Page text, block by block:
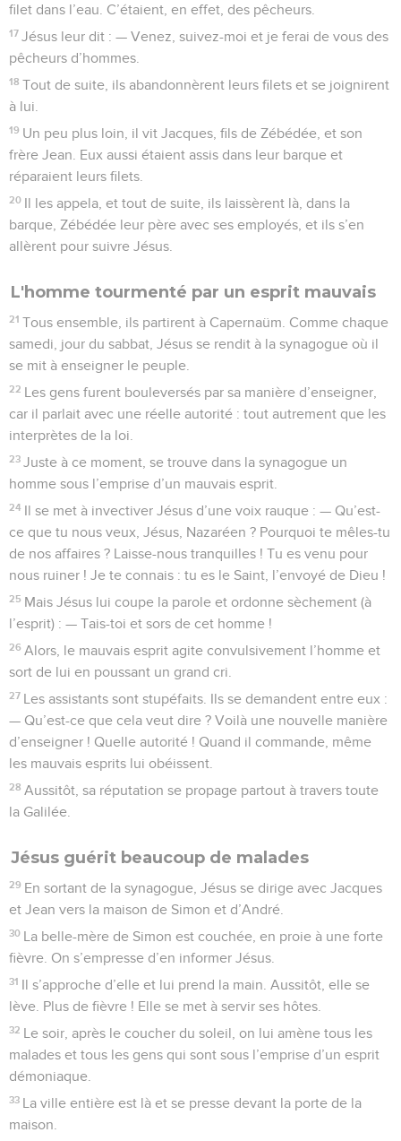
filet dans l’eau. C’étaient, en effet, des pêcheurs.
17 Jésus leur dit : — Venez, suivez-moi et je ferai de vous des
pêcheurs d’hommes.
18 Tout de suite, ils abandonnèrent leurs filets et se joignirent
à lui.
19 Un peu plus loin, il vit Jacques, fils de Zébédée, et son
frère Jean. Eux aussi étaient assis dans leur barque et
réparaient leurs filets.
20 Il les appela, et tout de suite, ils laissèrent là, dans la
barque, Zébédée leur père avec ses employés, et ils s’en
allèrent pour suivre Jésus.
L'homme tourmenté par un esprit mauvais
21 Tous ensemble, ils partirent à Capernaüm. Comme chaque
samedi, jour du sabbat, Jésus se rendit à la synagogue où il
se mit à enseigner le peuple.
22 Les gens furent bouleversés par sa manière d’enseigner,
car il parlait avec une réelle autorité : tout autrement que les
interprètes de la loi.
23 Juste à ce moment, se trouve dans la synagogue un
homme sous l’emprise d’un mauvais esprit.
24 Il se met à invectiver Jésus d’une voix rauque : — Qu’est-
ce que tu nous veux, Jésus, Nazaréen ? Pourquoi te mêles-tu
de nos affaires ? Laisse-nous tranquilles ! Tu es venu pour
nous ruiner ! Je te connais : tu es le Saint, l’envoyé de Dieu !
25 Mais Jésus lui coupe la parole et ordonne sèchement (à
l’esprit) : — Tais-toi et sors de cet homme !
26 Alors, le mauvais esprit agite convulsivement l’homme et
sort de lui en poussant un grand cri.
27 Les assistants sont stupéfaits. Ils se demandent entre eux :
— Qu’est-ce que cela veut dire ? Voilà une nouvelle manière
d’enseigner ! Quelle autorité ! Quand il commande, même
les mauvais esprits lui obéissent.
28 Aussitôt, sa réputation se propage partout à travers toute
la Galilée.
Jésus guérit beaucoup de malades
29 En sortant de la synagogue, Jésus se dirige avec Jacques
et Jean vers la maison de Simon et d’André.
30 La belle-mère de Simon est couchée, en proie à une forte
fièvre. On s’empresse d’en informer Jésus.
31 Il s’approche d’elle et lui prend la main. Aussitôt, elle se
lève. Plus de fièvre ! Elle se met à servir ses hôtes.
32 Le soir, après le coucher du soleil, on lui amène tous les
malades et tous les gens qui sont sous l’emprise d’un esprit
démoniaque.
33 La ville entière est là et se presse devant la porte de la
maison.